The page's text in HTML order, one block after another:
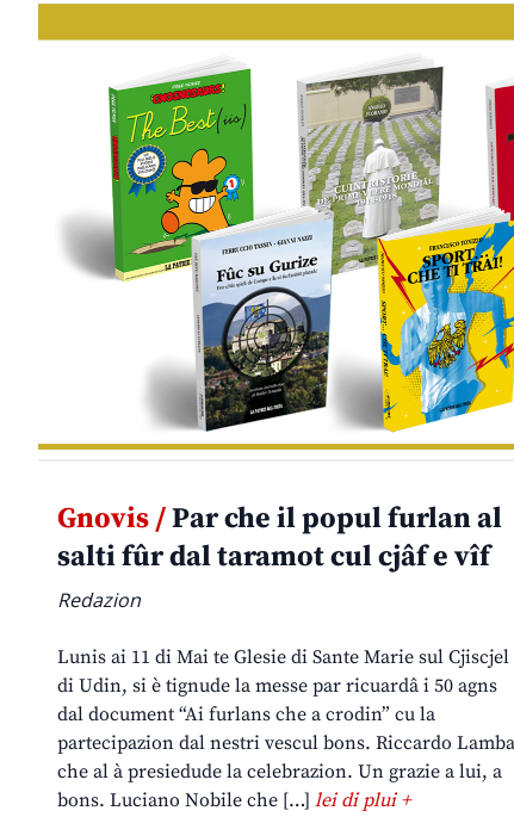
Gnovis /Par che il popul furlan al
salti fûr dal taramot cul cjâf e vîf
Redazion
Lunis ai 11 di Mai te Glesie di Sante Marie sul Cjiscjel
di Udin, si è tignude la messe par ricuardâ i 50 agns
dal document “Ai furlans che a crodin” cu la
partecipazion dal nestri vescul bons. Riccardo Lamba
che al à presiedude la celebrazion. Un grazie a lui, a
bons. Luciano Nobile che […] lei di plui +